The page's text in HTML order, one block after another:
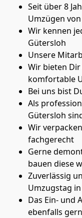
Seit über 8
Umzügen
Wir kennen
Gütersloh
Unsere
Wir bieten Dir
komfortable
Bei uns bist
Als
Gütersloh
Wir
fachgerecht
Gerne
bauen diese
Zuverlässig
Umzugstag
Das Ein- und
ebenfalls